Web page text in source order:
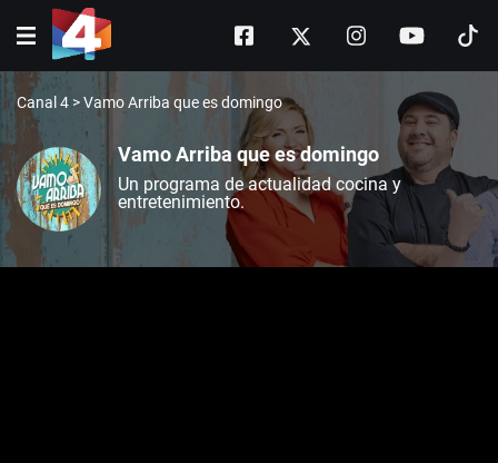
Canal 4 >Vamo Arriba que es domingo
Vamo Arriba que es domingo
Un programa de actualidad cocina y
entretenimiento.